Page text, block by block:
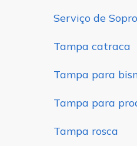
Serviço de Sopro
Tampa catraca
Tampa para
Tampa para
Tampa rosca